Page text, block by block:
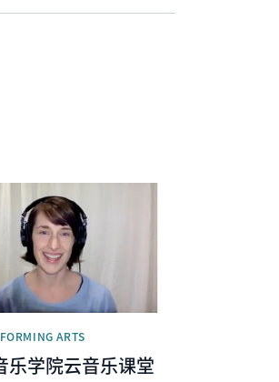
ARTS
乐学院云音乐课堂